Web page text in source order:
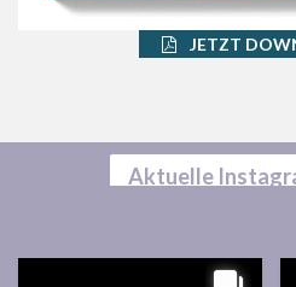
JETZT
Aktuelle